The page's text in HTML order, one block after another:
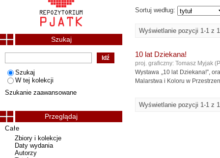
Sortuj według:
Wyświetlanie pozycji 1-1 z 1
10 lat Dziekana!
proj. graficzny: Tomasz Myjak (
Wystawa „10 lat Dziekana!”,
Malarstwa i Koloru w
Wyświetlanie pozycji 1-1 z 1
Szukaj
Szukaj
W tej kolekcji
Szukanie zaawansowane
Przeglądaj
Całe
Zbiory i kolekcje
Daty wydania
Autorzy